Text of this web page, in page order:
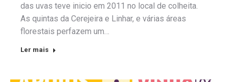
das uvas teve inicio em 2011 no local de colheita.
As quintas da Cerejeira e Linhar, e várias áreas
florestais perfazem um…
Ler mais